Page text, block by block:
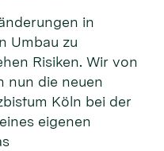
in
Umbau zu
Risiken. Wir von
nun die neuen
Köln bei der
eigenen